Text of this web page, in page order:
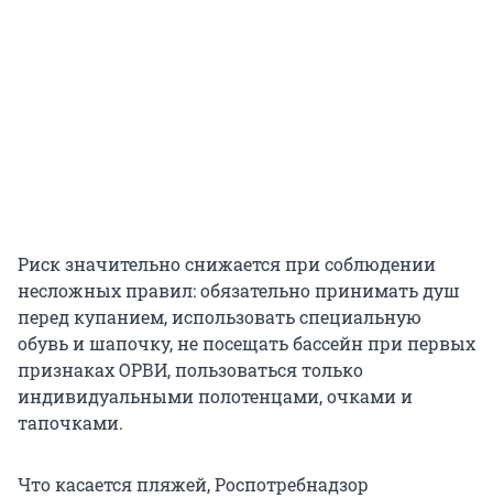
Риск значительно снижается при соблюдении
несложных правил: обязательно принимать душ
перед купанием, использовать специальную
обувь и шапочку, не посещать бассейн при первых
признаках ОРВИ, пользоваться только
индивидуальными полотенцами, очками и
тапочками.
Что касается пляжей, Роспотребнадзор